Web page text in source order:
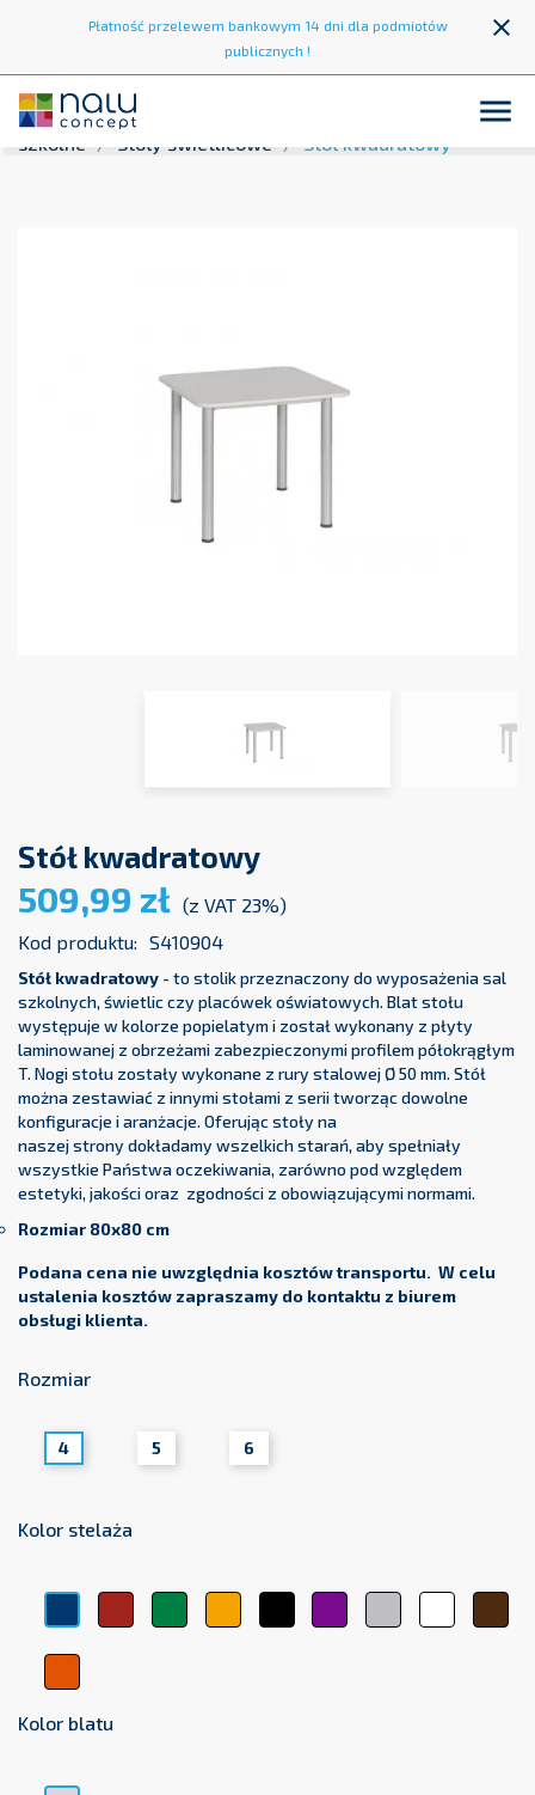
Płatność przelewem bankowym 14 dni dla podmiotów
publicznych !
close

Strona główna
Krzesła i stoły
szkolne
Stoły świetlicowe Stół kwadratowy
Stół kwadratowy
509,99 zł (z VAT 23%)
Kod produktu: S410904
Stół kwadratowy - to stolik przeznaczony do wyposażenia sal
szkolnych, świetlic czy placówek oświatowych. Blat stołu
występuje w kolorze popielatym i został wykonany z płyty
laminowanej z obrzeżami zabezpieczonymi profilem półokrągłym
T. Nogi stołu zostały wykonane z rury stalowej Ø 50 mm. Stół
można zestawiać z innymi stołami z serii tworząc dowolne
konfiguracje i aranżacje. Oferując stoły na
naszej strony dokładamy wszelkich starań, aby spełniały
wszystkie Państwa oczekiwania, zarówno pod względem
estetyki, jakości oraz zgodności z obowiązującymi normami.
Rozmiar 80x80 cm
Podana cena nie uwzględnia kosztów transportu. W celu
ustalenia kosztów zapraszamy do kontaktu z biurem
obsługi klienta.
Rozmiar
4 5 6
Kolor stelaża
CzerwonyZielonyŻółty Czarny FioletowySrebrnyBiały
Pomarańczowy
Kolor blatu